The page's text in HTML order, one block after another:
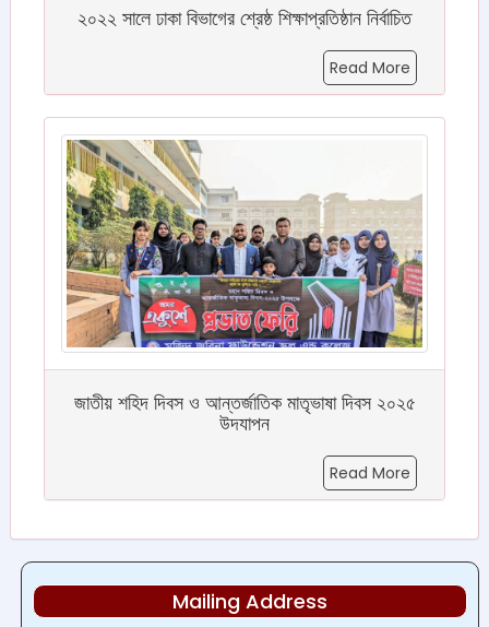
২০২২ সালে ঢাকা বিভাগের শ্রেষ্ঠ শিক্ষাপ্রতিষ্ঠান নির্বাচিত
Read More
জাতীয় শহিদ দিবস ও আন্তর্জাতিক মাতৃভাষা দিবস ২০২৫
উদযাপন
Read More
Mailing Address